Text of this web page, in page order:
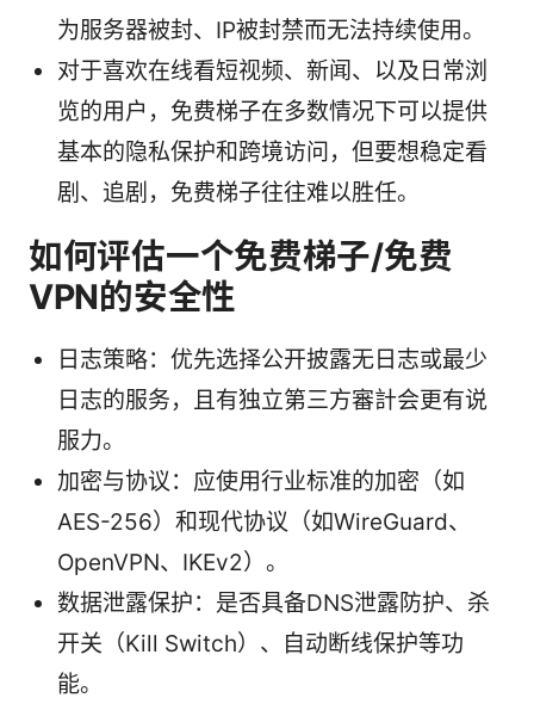
为服务器被封、IP被封禁而无法持续使用。
对于喜欢在线看短视频、新闻、以及日常浏
览的用户，免费梯子在多数情况下可以提供
基本的隐私保护和跨境访问，但要想稳定看
剧、追剧，免费梯子往往难以胜任。
如何评估一个免费梯子/免费
VPN的安全性
日志策略：优先选择公开披露无日志或最少
日志的服务，且有独立第三方審計会更有说
服力。
加密与协议：应使用行业标准的加密（如
AES-256）和现代协议（如WireGuard、
OpenVPN、IKEv2）。
数据泄露保护：是否具备DNS泄露防护、杀
开关（Kill Switch）、自动断线保护等功
能。